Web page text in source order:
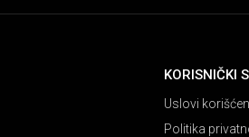
KORISNIČKI
Uslovi
Politika